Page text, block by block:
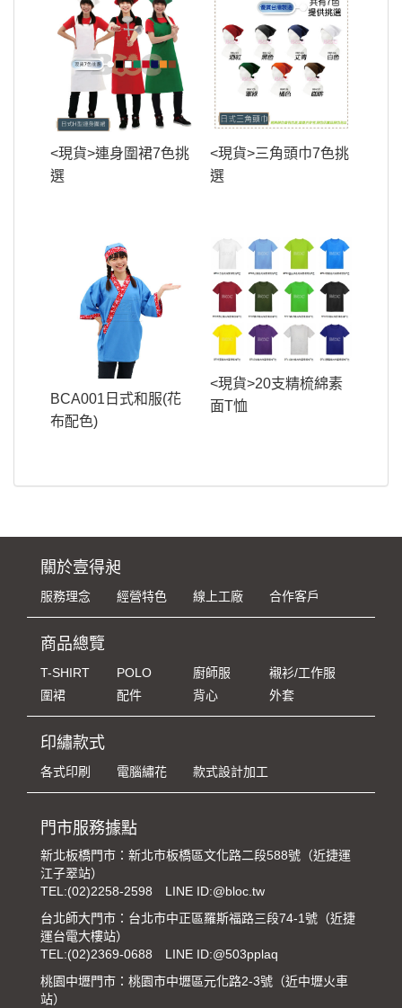
<現貨>連身圍裙7色挑
選
<現貨>三角頭巾7色挑
選
BCA001日式和服(花
布配色)
<現貨>20支精梳綿素
面T恤
關於壹得昶
服務理念 經營特色 線上工廠 合作客戶
商品總覽
T-SHIRT POLO 廚師服
襯衫/工作服
圍裙
配件 背心 外套
印繡款式
各式印刷 電腦繡花 款式設計加工
門市服務據點
新北板橋門市：新北市板橋區文化路二段588號（近捷運
江子翠站）
TEL:(02)2258-2598
LINE ID:@bloc.tw
台北師大門市：台北市中正區羅斯福路三段74-1號（近捷
運台電大樓站）
TEL:(02)2369-0688
LINE ID:@503pplaq
桃園中壢門市：桃園市中壢區元化路2-3號（近中壢火車
站）